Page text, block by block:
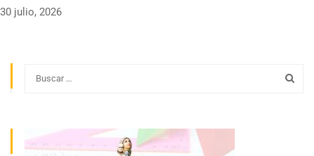
30 julio, 2026